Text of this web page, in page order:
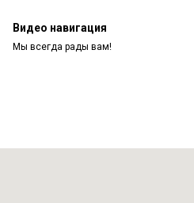
Видео навигация
Мы всегда рады вам!